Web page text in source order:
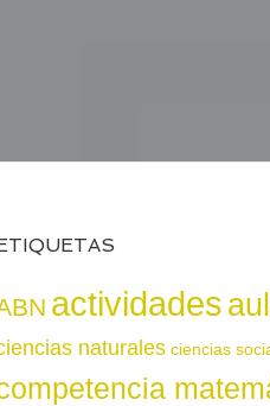
actividades
naturales ciencias